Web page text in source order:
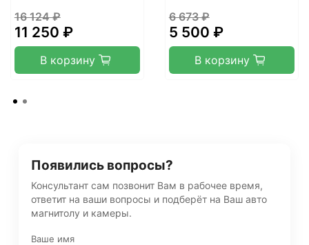
16 124 ₽
11 250 ₽
В корзину
6 673 ₽
5 500 ₽
В корзину
Появились вопросы?
Консультант сам позвонит Вам в рабочее время,
ответит на ваши вопросы и подберёт на Ваш авто
магнитолу и камеры.
Ваше имя